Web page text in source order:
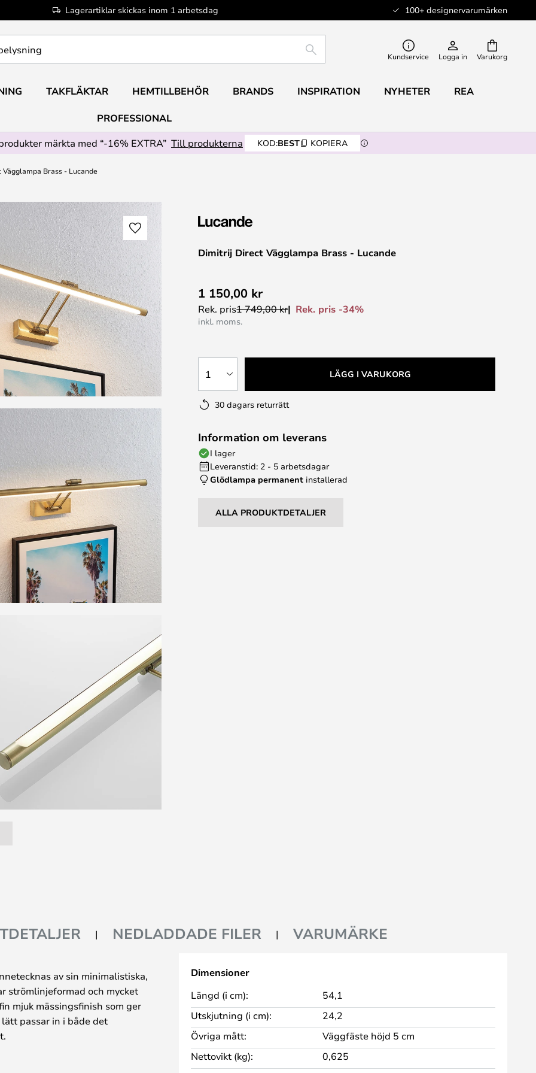
Lagerartiklar skickas inom 1 arbetsdag 100+ designervarumärken
Varukorg
SÖK Kundservice Logga in
TAKFLÄKTAR HEMTILLBEHÖR BRANDS INSPIRATION NYHETER REA
PROFESSIONAL
märkta med “-16% EXTRA” Till produkterna KOD:BEST KOPIERA
Brass - Lucande
Dimitrij Direct Vägglampa Brass - Lucande
1 150,00 kr
Rek. pris1 749,00 kr Rek. pris -34%
inkl. moms.
1 LÄGG I VARUKORG
30 dagars returrätt
Information om leverans
I lager
Leveranstid: 2 - 5 arbetsdagar
Glödlampa permanent installerad
ALLA PRODUKTDETALJER
NEDLADDADE FILER VARUMÄRKE
av sin minimalistiska,
strömlinjeformad och mycket
mjuk mässingsfinish som ger
passar in i både det
undersidan av
Dimensioner
Längd (i cm):
54,1
Utskjutning (i cm):
24,2
Övriga mått:
Väggfäste höjd 5 cm
Nettovikt (kg):
0,625